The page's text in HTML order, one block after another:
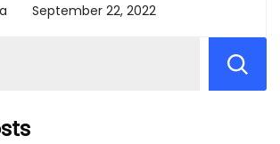
September 22, 2022